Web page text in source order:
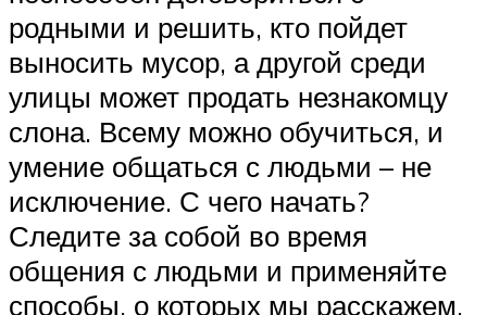
родными и решить, кто пойдет
выносить мусор, а другой среди
улицы может продать незнакомцу
слона. Всему можно обучиться, и
умение общаться с людьми – не
исключение. С чего начать?
Следите за собой во время
общения с людьми и применяйте
способы, о которых мы расскажем.